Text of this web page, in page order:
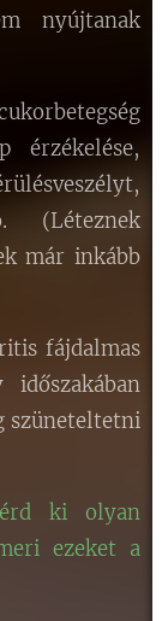
nyújtanak
érzékelése,
(Léteznek
már inkább
fájdalmas
szüneteltetni
ki olyan
ezeket a